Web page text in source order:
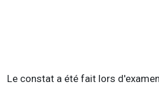
Le constat a été fait lors